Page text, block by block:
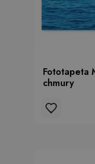
Fototapeta
chmury